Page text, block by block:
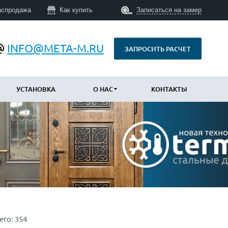
INFO@META-M.RU ЗАПРОСИТЬ РАСЧЕТ
ПО КОНСТРУКЦИИ
Уличные с терморазрывом(673)
Противопожарные(14)
Технические(34)
УСТАНОВКА О НАС КОНТАКТЫ
Как купить Записаться на замер
354